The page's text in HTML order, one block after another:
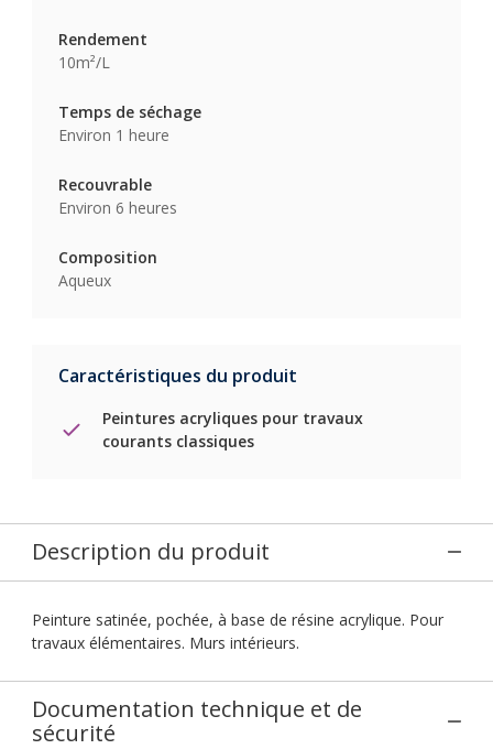
Rendement
10m²/L
Temps de séchage
Environ 1 heure
Recouvrable
Environ 6 heures
Composition
Aqueux
Caractéristiques du produit
Peintures acryliques pour travaux
courants classiques
Description du produit
Peinture satinée, pochée, à base de résine acrylique. Pour
travaux élémentaires. Murs intérieurs.
Documentation technique et de
sécurité